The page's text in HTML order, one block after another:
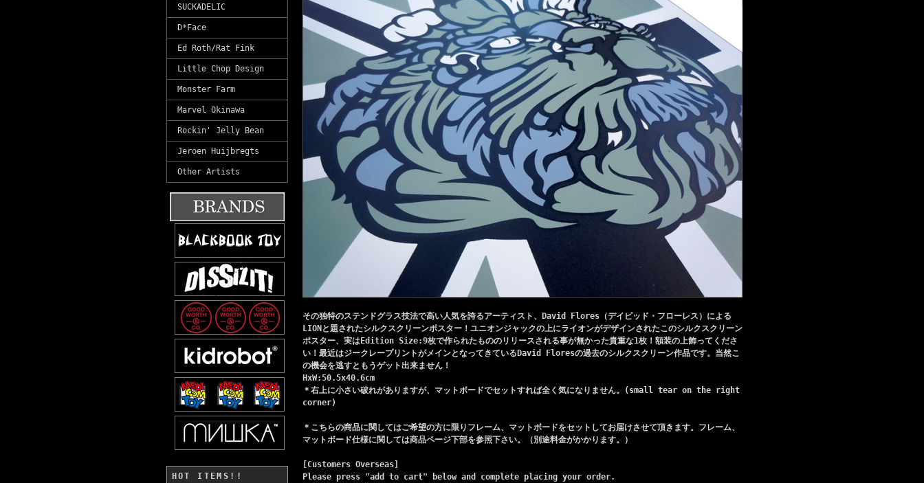
SUCKADELIC
D*Face
Ed Roth/Rat Fink
Little Chop Design
Monster Farm
Marvel Okinawa
Rockin' Jelly Bean
Jeroen Huijbregts
Other Artists
HOT ITEMS!!
その独特のステンドグラス技法で高い人気を誇るアーティスト、David Flores（デイビッド・フローレス）による
LIONと題されたシルクスクリーンポスター！ユニオンジャックの上にライオンがデザインされたこのシルクスクリーン
ポスター、実はEdition Size:9枚で作られたもののリリースされる事が無かった貴重な1枚！額装の上飾ってくださ
い！最近はジークレープリントがメインとなってきているDavid Floresの過去のシルクスクリーン作品です。当然こ
の機会を逃すともうゲット出来ません！
HxW:50.5x40.6cm
＊右上に小さい破れがありますが、マットボードでセットすれば全く気になりません。(small tear on the right
corner)
＊こちらの商品に関してはご希望の方に限りフレーム、マットボードをセットしてお届けさせて頂きます。フレーム、
マットボード仕様に関しては商品ページ下部を参照下さい。（別途料金がかかります。）
[Customers Overseas]
Please press "add to cart" below and complete placing your order.